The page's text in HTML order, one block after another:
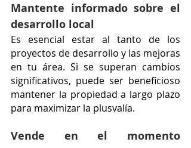
Mantente informado sobre el
desarrollo local
Es esencial estar al tanto de los
proyectos de desarrollo y las mejoras
en tu área. Si se superan cambios
significativos, puede ser beneficioso
mantener la propiedad a largo plazo
para maximizar la plusvalía.
Vende en el momento